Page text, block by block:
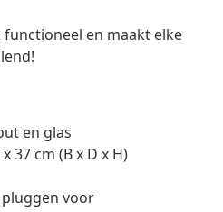
functioneel en maakt elke
en glas
37 cm (B x D x H)
voor